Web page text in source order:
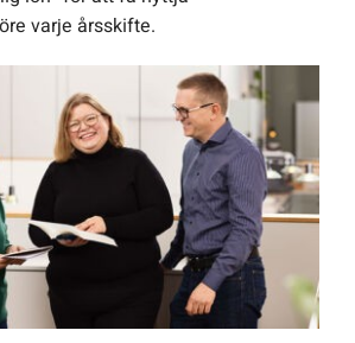
varje årsskifte.